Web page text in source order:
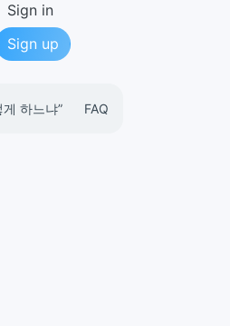
Sign in
Sign up
게 하느냐” FAQ